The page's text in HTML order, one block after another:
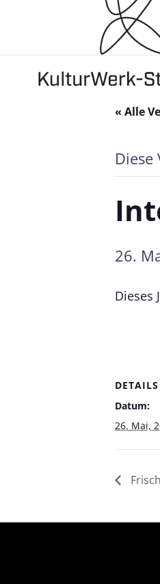
« Alle
26.
Dieses
DETAILS
Datum:
26. Mai,